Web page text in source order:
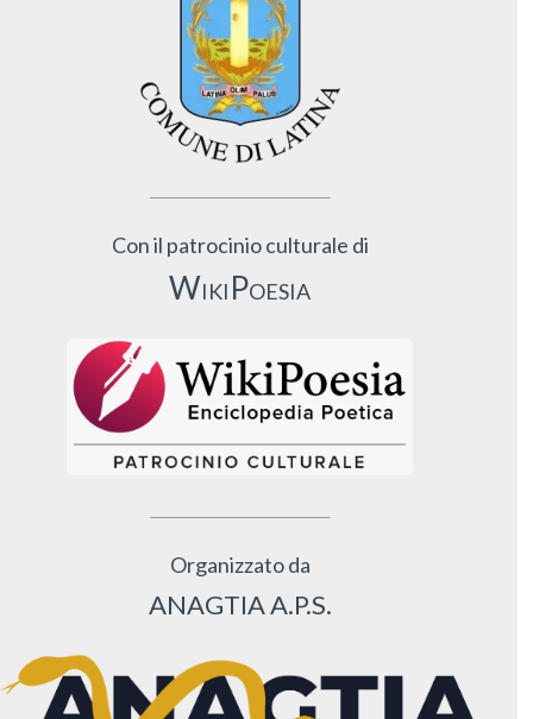
Con il patrocinio culturale di
WikiPoesia
Organizzato da
ANAGTIA A.P.S.